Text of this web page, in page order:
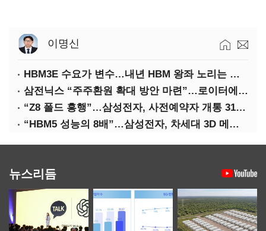
이명신
HBM3E 수요가 변수…내년 HBM 왕좌 노리는 삼성
삼전닉스 “주주환원 확대 방안 마련”…로이터에 성명 보내
“Z8 폴드 흥행”…삼성전자, 사전예약자 개통 31일까지 연장
“HBM5 성능의 8배”…삼성전자, 차세대 3D 메모리 ‘zHBM’ 공개
뉴스리듬